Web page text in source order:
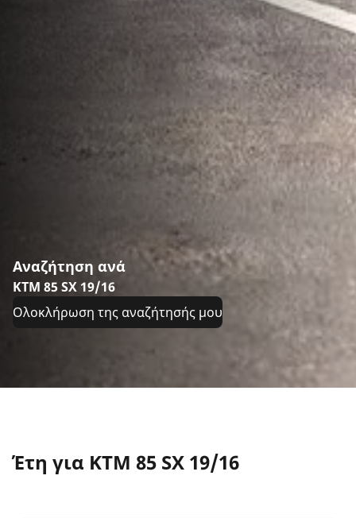
Αναζήτηση ανά
KTM 85 SX 19/16
Ολοκλήρωση της αναζήτησής μου
Έτη για KTM 85 SX 19/16